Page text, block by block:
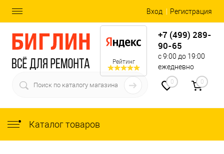
Вход Регистрация
Рейтинг
+7 (499) 289-
90-65
с 9:00 до 19:00
ежедневно
0 0
Каталог товаров